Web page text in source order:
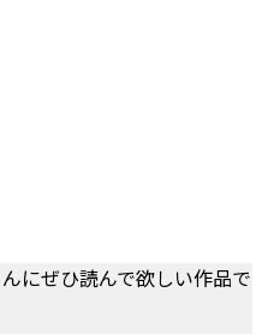
にぜひ読んで欲しい作品で